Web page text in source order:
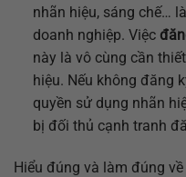
nhãn hiệu, sáng chế…
doanh nghiệp. Việc
này là vô cùng cần
hiệu. Nếu không đăng
quyền sử dụng nhãn
bị đối thủ cạnh tranh
Hiểu đúng và làm đúng